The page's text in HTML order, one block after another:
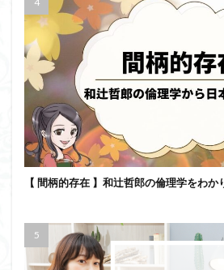
【 間柄的存在 】和辻哲郎の倫理学をわか